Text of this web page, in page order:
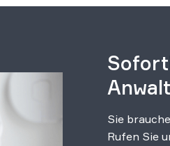
Anwalt
Sie
Rufen Sie